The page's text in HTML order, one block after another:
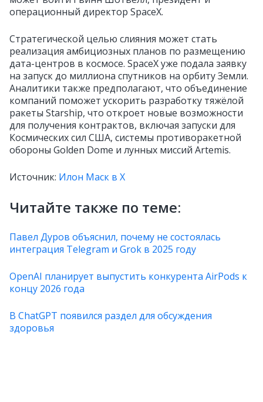
операционный директор SpaceX.
Стратегической целью слияния может стать
реализация амбициозных планов по размещению
дата-центров в космосе. SpaceX уже подала заявку
на запуск до миллиона спутников на орбиту Земли.
Аналитики также предполагают, что объединение
компаний поможет ускорить разработку тяжёлой
ракеты Starship, что откроет новые возможности
для получения контрактов, включая запуски для
Космических сил США, системы противоракетной
обороны Golden Dome и лунных миссий Artemis.
Источник: Илон Маск в X
Читайте также по теме:
Павел Дуров объяснил, почему не состоялась
интеграция Telegram и Grok в 2025 году
OpenAI планирует выпустить конкурента AirPods к
концу 2026 года
В ChatGPT появился раздел для обсуждения
здоровья